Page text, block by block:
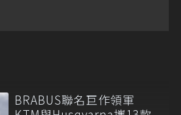
BRABUS聯名巨作領軍